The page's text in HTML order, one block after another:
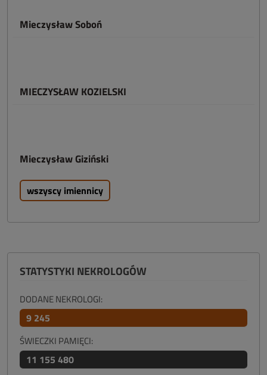
Mieczysław Soboń
MIECZYSŁAW KOZIELSKI
Mieczysław Giziński
wszyscy imiennicy
STATYSTYKI NEKROLOGÓW
DODANE NEKROLOGI:
9 245
ŚWIECZKI PAMIĘCI:
11 155 480